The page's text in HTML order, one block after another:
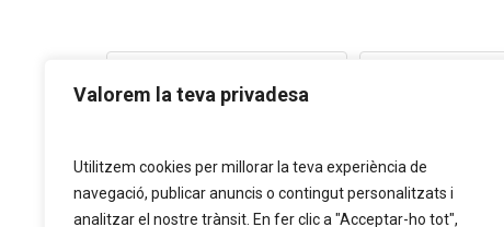
Valorem la teva privadesa
Utilitzem cookies per millorar la teva experiència de
navegació, publicar anuncis o contingut personalitzats i
analitzar el nostre trànsit. En fer clic a "Acceptar-ho tot",